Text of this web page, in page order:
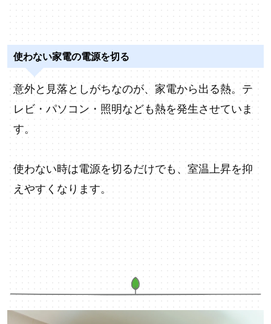
使わない家電の電源を切る
意外と見落としがちなのが、家電から出る熱。テ
レビ・パソコン・照明なども熱を発生させていま
す。
使わない時は電源を切るだけでも、室温上昇を抑
えやすくなります。